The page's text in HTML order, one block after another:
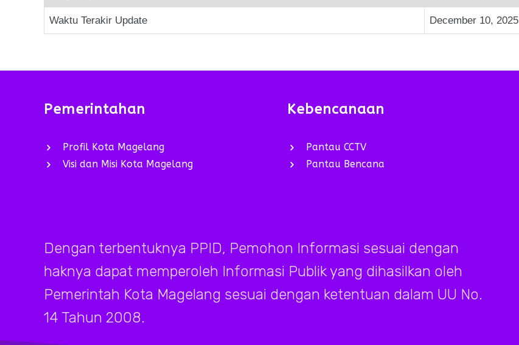
Waktu Terakir Update December 10, 2025
Pemerintahan Kebencanaan
Profil Kota Magelang Pantau CCTV
Visi dan Misi Kota Magelang
Pantau Bencana
Dengan terbentuknya PPID, Pemohon Informasi sesuai dengan
haknya dapat memperoleh Informasi Publik yang dihasilkan oleh
Pemerintah Kota Magelang sesuai dengan ketentuan dalam UU No.
14 Tahun 2008.